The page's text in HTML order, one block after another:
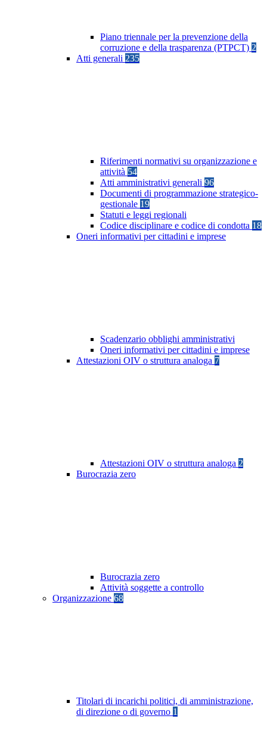
Piano triennale per la prevenzione della
corruzione e della trasparenza (PTPCT) 2
Atti generali 235
Riferimenti normativi su organizzazione e
attività 54
Atti amministrativi generali 96
Documenti di programmazione strategico-
gestionale 19
Statuti e leggi regionali
Codice disciplinare e codice di condotta 18
Oneri informativi per cittadini e imprese
Scadenzario obblighi amministrativi
Oneri informativi per cittadini e imprese
Attestazioni OIV o struttura analoga 7
Attestazioni OIV o struttura analoga 2
Burocrazia zero
Burocrazia zero
Attività soggette a controllo
Organizzazione 68
Titolari di incarichi politici, di amministrazione,
di direzione o di governo 1